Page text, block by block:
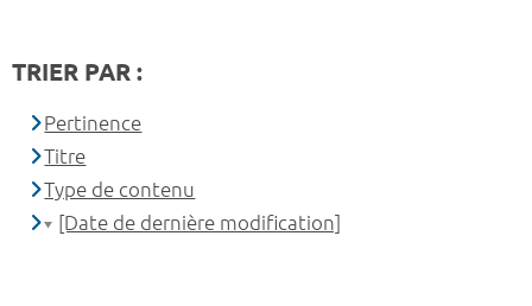
TRIER PAR :
Pertinence
Titre
Type de contenu
[Date de dernière modification]